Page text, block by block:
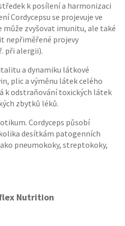
k posílení a harmonizaci
Cordycepsu se projevuje ve
může zvyšovat imunitu, ale také
nepřiměřené projevy
při alergii).
a dynamiku látkové
plic a výměnu látek celého
k odstraňování toxických látek
zbytků léků.
Cordyceps působí
desítkám patogenních
pneumokoky, streptokoky,
Nutrition